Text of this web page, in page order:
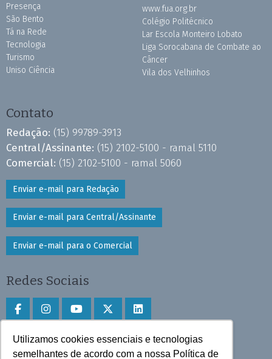
Utilizamos cookies essenciais e tecnologias
semelhantes de acordo com a nossa Política de
Presença
São Bento
Tá na Rede
Tecnologia
Turismo
Uniso Ciência
www.fua.org.br
Colégio Politécnico
Lar Escola Monteiro Lobato
Liga Sorocabana de Combate ao
Câncer
Vila dos Velhinhos
Contato
Redação: (15) 99789-3913
Central/Assinante: (15) 2102-5100 - ramal 5110
Comercial: (15) 2102-5100 - ramal 5060
Enviar e-mail para Redação
Enviar e-mail para Central/Assinante
Enviar e-mail para o Comercial
Redes Sociais
Faça download do aplicativo